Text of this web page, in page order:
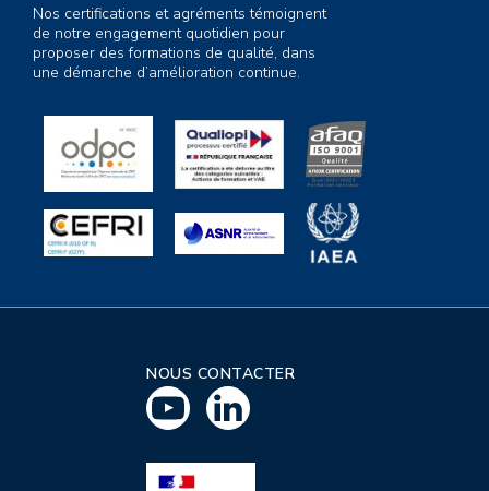
Nos certifications et agréments témoignent
de notre engagement quotidien pour
proposer des formations de qualité, dans
une démarche d’amélioration continue.
NOUS CONTACTER